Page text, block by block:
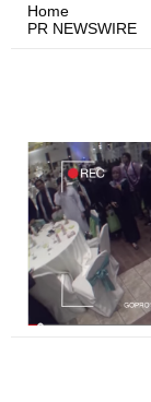
Home
PR NEWSWIRE